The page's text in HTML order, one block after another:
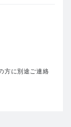
面性 ②絵に仕
着してしまう
る。生活、感
てのものから影
大仰なことは表
めます。しか
方に別途ご連絡